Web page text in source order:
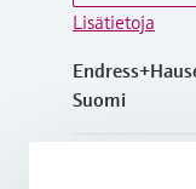
Lisätietoja
Suomi